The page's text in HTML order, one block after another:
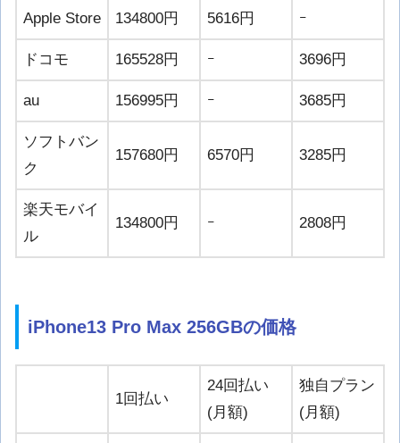
Apple Store 134800円 5616円 ｰ
ドコモ 165528円 ｰ 3696円
au 156995円 ｰ 3685円
ソフトバン
ク
157680円 6570円 3285円
楽天モバイ
ル
134800円 ｰ 2808円
iPhone13 Pro Max 256GBの価格
1回払い
24回払い
(月額)
独自プラン
(月額)